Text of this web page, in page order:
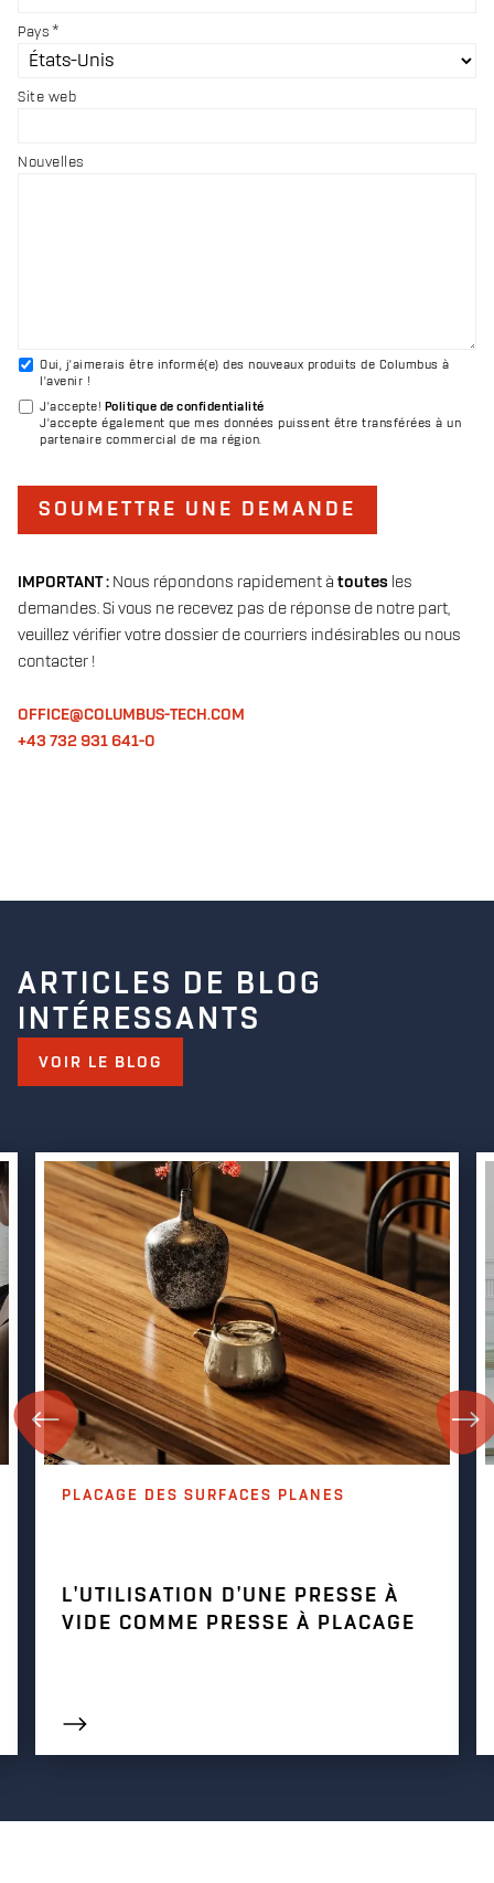
IMPORTANT : Nous répondons rapidement à toutes les
demandes. Si vous ne recevez pas de réponse de notre part,
veuillez vérifier votre dossier de courriers indésirables ou nous
contacter !
OFFICE@COLUMBUS-TECH.COM
+43 732 931 641-0
Pays
Site web
Nouvelles
Oui, j'aimerais être informé(e) des nouveaux produits de Columbus à
l'avenir !
J'accepte! Politique de confidentialité
J'accepte également que mes données puissent être transférées à un
partenaire commercial de ma région.
SOUMETTRE UNE DEMANDE
ARTICLES DE BLOG
INTÉRESSANTS
VOIR LE BLOG
PLACAGE DES SURFACES PLANES
L'UTILISATION D'UNE PRESSE À
VIDE COMME PRESSE À PLACAGE